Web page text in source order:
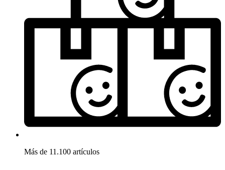
Más de 11.100 artículos